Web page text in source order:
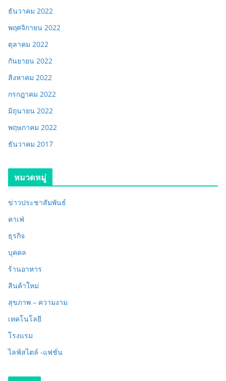
ธันวาคม 2022
พฤศจิกายน 2022
ตุลาคม 2022
กันยายน 2022
สิงหาคม 2022
กรกฎาคม 2022
มิถุนายน 2022
พฤษภาคม 2022
ธันวาคม 2017
หมวดหมู่
ข่าวประชาสัมพันธ์
คาเฟ่
ธุรกิจ
บุคคล
ร้านอาหาร
สินค้าใหม่
สุขภาพ – ความงาม
เทคโนโลยี
โรงแรม
ไลฟ์สไตล์ -แฟชั่น